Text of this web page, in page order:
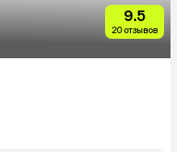
9.5
20 отзывов